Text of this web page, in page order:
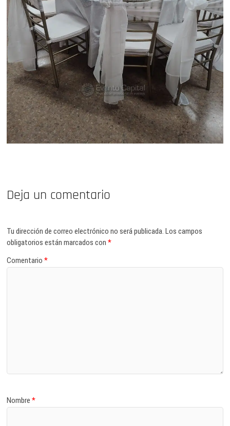
Deja un comentario
Tu dirección de correo electrónico no será publicada. Los campos
obligatorios están marcados con*
Comentario*
Nombre*